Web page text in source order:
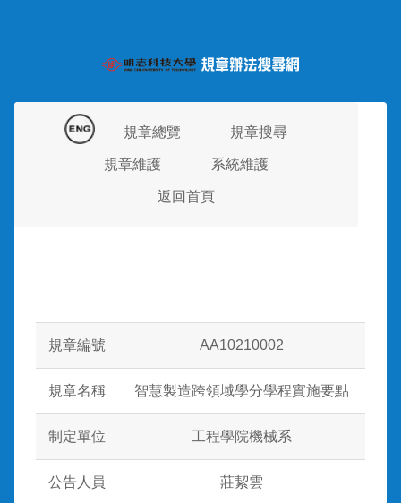
規章總覽 規章搜尋
規章維護 系統維護
返回首頁
規章編號 AA10210002
規章名稱 智慧製造跨領域學分學程實施要點
制定單位 工程學院機械系
公告人員 莊絜雲